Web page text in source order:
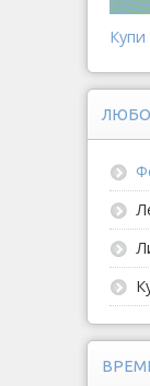
Купи